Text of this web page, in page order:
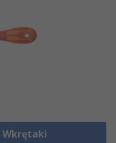
Wkrętaki